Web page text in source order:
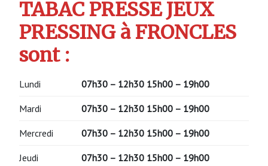
TABAC PRESSE JEUX
PRESSING à FRONCLES
sont :
Lundi 07h30 – 12h30 15h00 – 19h00
Mardi 07h30 – 12h30 15h00 – 19h00
Mercredi 07h30 – 12h30 15h00 – 19h00
Jeudi 07h30 – 12h30 15h00 – 19h00